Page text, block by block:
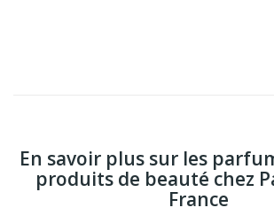
En savoir plus sur les
produits de beauté chez
France